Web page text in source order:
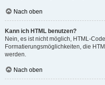
Nach oben
Kann ich HTML benutzen?
Nein, es ist nicht möglich, HTML-
Formatierungsmöglichkeiten, die
werden.
Nach oben